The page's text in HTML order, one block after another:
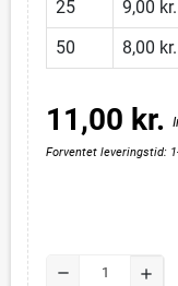
25
9,00 kr.
50
8,00 kr.
11,00 kr.
Forventet leveringstid:
remove add